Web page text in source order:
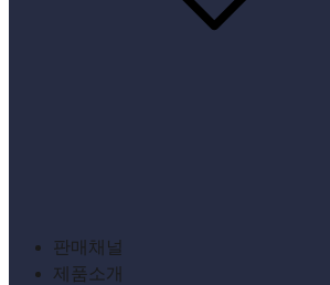
판매채널
제품소개